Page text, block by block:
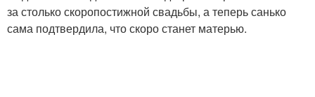
за столько скоропостижной свадьбы, а теперь санько
сама подтвердила, что скоро станет матерью.